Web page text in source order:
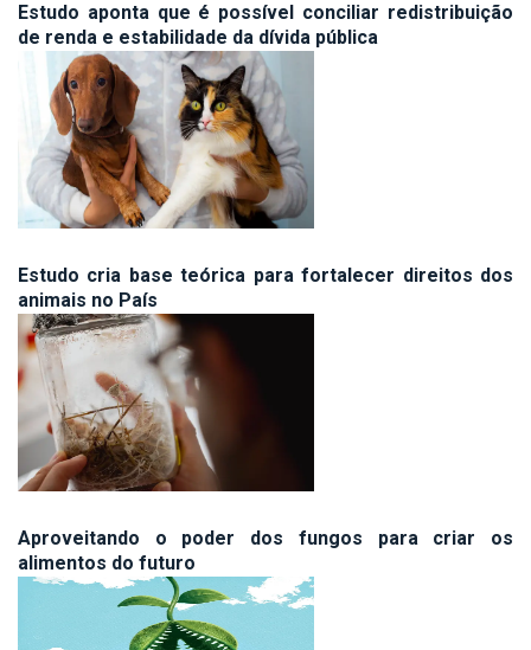
Estudo aponta que é possível conciliar redistribuição
de renda e estabilidade da dívida pública
Estudo cria base teórica para fortalecer direitos dos
animais no País
Aproveitando o poder dos fungos para criar os
alimentos do futuro